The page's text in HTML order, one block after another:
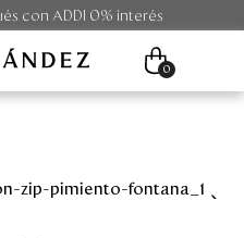
con ADDI 0% interés
0